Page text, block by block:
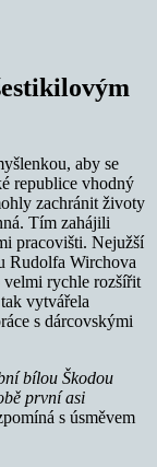
aby se
republice vhodný
zachránit životy
Tím zahájili
pracovišti. Nejužší
Rudolfa Wirchova
rychle rozšířit
vytvářela
s dárcovskými
bílou Škodou
první asi
s úsměvem